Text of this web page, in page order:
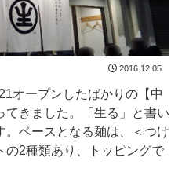
2016.12.05
オープンしたばかりの【中
きました。「生る」と書い
。ベースとなる麺は、＜つけ
の2種類あり、トッピングで